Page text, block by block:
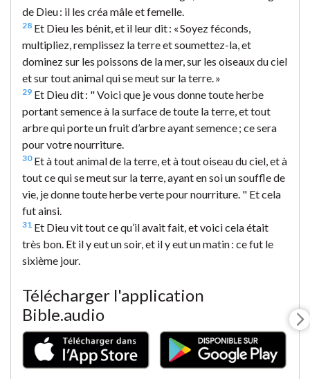
de Dieu : il les créa mâle et femelle.
28 Et Dieu les bénit, et il leur dit : « Soyez féconds,
multipliez, remplissez la terre et soumettez-la, et
dominez sur les poissons de la mer, sur les oiseaux du ciel
et sur tout animal qui se meut sur la terre. »
29 Et Dieu dit : " Voici que je vous donne toute herbe
portant semence à la surface de toute la terre, et tout
arbre qui porte un fruit d’arbre ayant semence ; ce sera
pour votre nourriture.
30Et à tout animal de la terre, et à tout oiseau du ciel, et à
tout ce qui se meut sur la terre, ayant en soi un souffle de
vie, je donne toute herbe verte pour nourriture. " Et cela
fut ainsi.
31 Et Dieu vit tout ce qu’il avait fait, et voici cela était
très bon. Et il y eut un soir, et il y eut un matin : ce fut le
sixième jour.
Télécharger l'application
Bible.audio